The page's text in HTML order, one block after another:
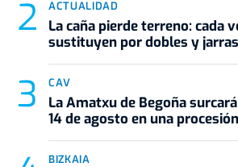
ACTUALIDAD
La caña pierde terreno: cada
sustituyen por dobles y jarras
CAV
La Amatxu de Begoña
14 de agosto en una
BIZKAIA